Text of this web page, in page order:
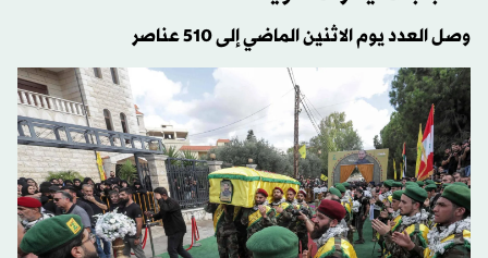
وصل العدد يوم الاثنين الماضي إلى 510 عناصر